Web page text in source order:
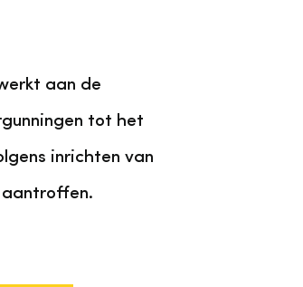
aan de
tot het
inrichten van